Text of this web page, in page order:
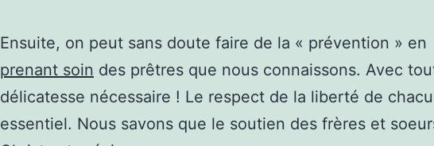
Ensuite, on peut sans doute faire de la « prévention » en
prenant soin des prêtres que nous connaissons. Avec
délicatesse nécessaire ! Le respect de la liberté de
essentiel. Nous savons que le soutien des frères et